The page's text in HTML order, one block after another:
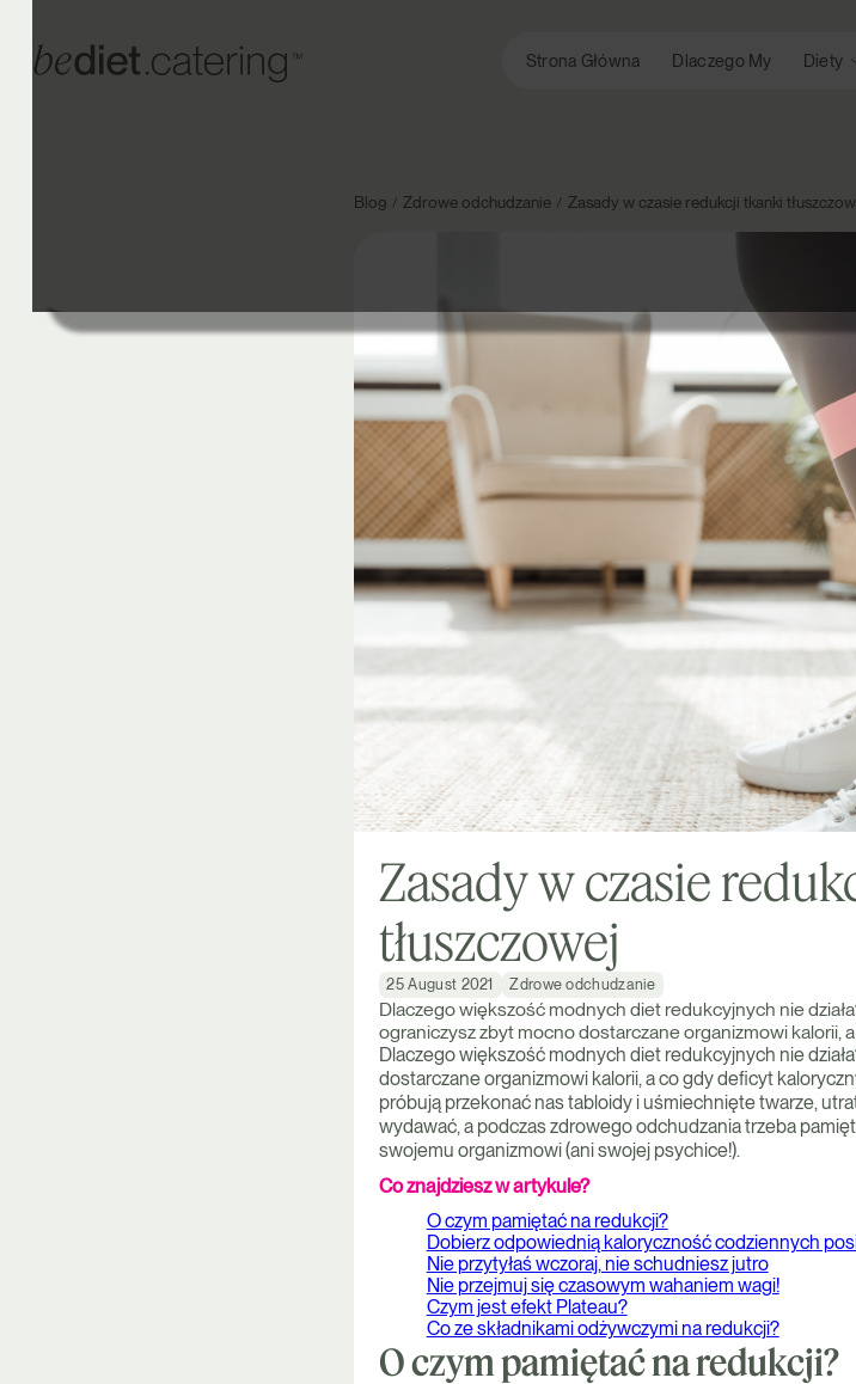
Strona Główna Dlaczego My Diety
Blog Zdrowe odchudzanie Zasady w czasie redukcji tkanki
Zasady w czasie
tłuszczowej
25 August 2021 Zdrowe odchudzanie
Dlaczego większość modnych diet redukcyjnych nie
ograniczysz zbyt mocno dostarczane organizmowi kalorii,
Dlaczego większość modnych diet redukcyjnych nie
dostarczane organizmowi kalorii, a co gdy deficyt
próbują przekonać nas tabloidy i uśmiechnięte twarze,
wydawać, a podczas zdrowego odchudzania trzeba
swojemu organizmowi (ani swojej psychice!).
Co znajdziesz w artykule?
O czym pamiętać na redukcji?
Dobierz odpowiednią kaloryczność codziennych
Nie przytyłaś wczoraj, nie schudniesz jutro
Nie przejmuj się czasowym wahaniem wagi!
Czym jest efekt Plateau?
Co ze składnikami odżywczymi na redukcji?
O czym pamiętać na redukcji?